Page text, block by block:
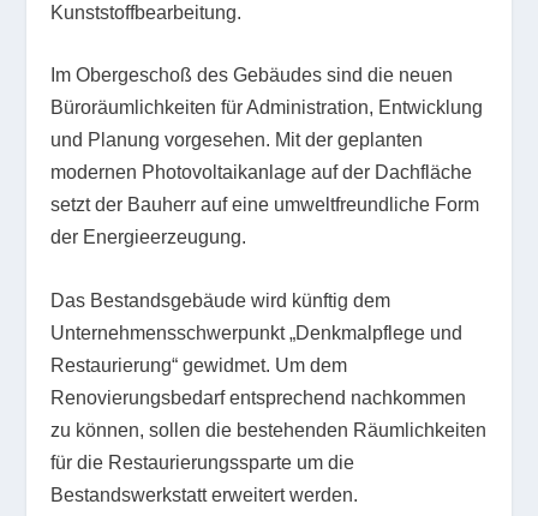
Kunststoffbearbeitung.
Im Obergeschoß des Gebäudes sind die neuen
Büroräumlichkeiten für Administration, Entwicklung
und Planung vorgesehen. Mit der geplanten
modernen Photovoltaikanlage auf der Dachfläche
setzt der Bauherr auf eine umweltfreundliche Form
der Energieerzeugung.
Das Bestandsgebäude wird künftig dem
Unternehmensschwerpunkt „Denkmalpflege und
Restaurierung“ gewidmet. Um dem
Renovierungsbedarf entsprechend nachkommen
zu können, sollen die bestehenden Räumlichkeiten
für die Restaurierungssparte um die
Bestandswerkstatt erweitert werden.